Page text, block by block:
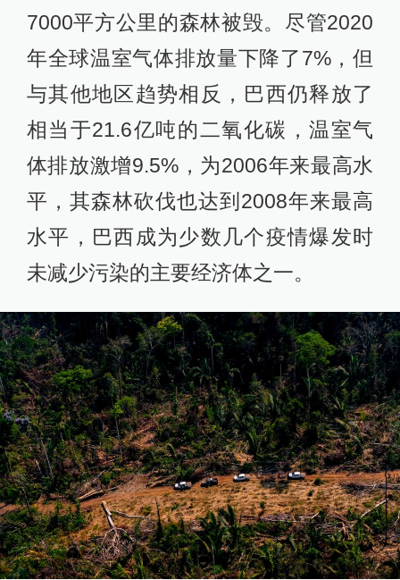
7000平方公里的森林被毁。尽管2020
年全球温室气体排放量下降了7%，但
与其他地区趋势相反，巴西仍释放了
相当于21.6亿吨的二氧化碳，温室气
体排放激增9.5%，为2006年来最高水
平，其森林砍伐也达到2008年来最高
水平，巴西成为少数几个疫情爆发时
未减少污染的主要经济体之一。